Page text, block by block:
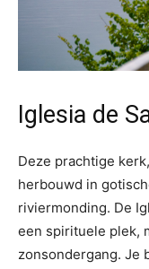
Iglesia de
Deze prachtige
herbouwd in
riviermonding. De
een spirituele plek,
zonsondergang. Je